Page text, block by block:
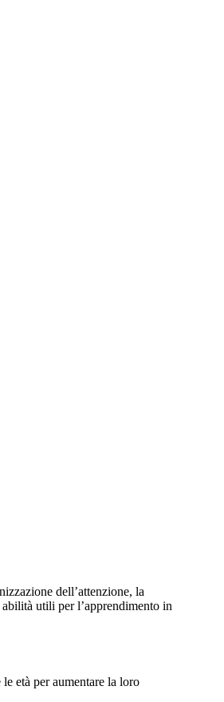
dell’attenzione, la
utili per l’apprendimento in
età per aumentare la loro